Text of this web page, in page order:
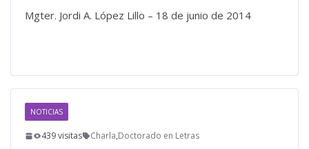
Mgter. Jordi A. López Lillo – 18 de junio de 2014
NOTICIAS
439 visitas Charla,Doctorado en Letras